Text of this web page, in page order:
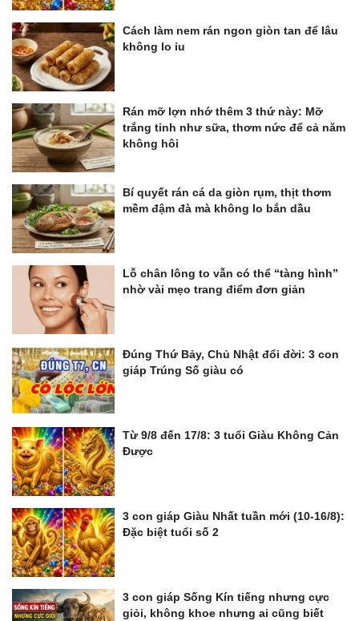
Cách làm nem rán ngon giòn tan để lâu
không lo ỉu
Rán mỡ lợn nhớ thêm 3 thứ này: Mỡ
trắng tinh như sữa, thơm nức để cả năm
không hôi
Bí quyết rán cá da giòn rụm, thịt thơm
mềm đậm đà mà không lo bắn dầu
Lỗ chân lông to vẫn có thể “tàng hình”
nhờ vài mẹo trang điểm đơn giản
Đúng Thứ Bảy, Chủ Nhật đổi đời: 3 con
giáp Trúng Số giàu có
Từ 9/8 đến 17/8: 3 tuổi Giàu Không Cản
Được
3 con giáp Giàu Nhất tuần mới (10-16/8):
Đặc biệt tuổi số 2
3 con giáp Sống Kín tiếng nhưng cực
giỏi, không khoe nhưng ai cũng biết